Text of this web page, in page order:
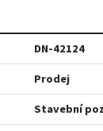
DN-42124
Prodej
Stavební